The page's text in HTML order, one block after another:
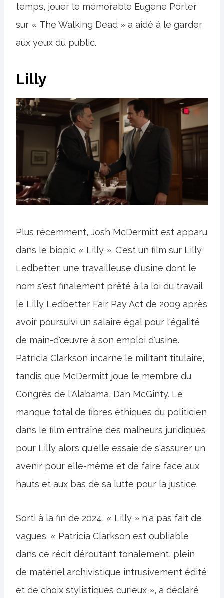
temps, jouer le mémorable Eugene Porter
sur « The Walking Dead » a aidé à le garder
aux yeux du public.
Lilly
Plus récemment, Josh McDermitt est apparu
dans le biopic « Lilly ». C'est un film sur Lilly
Ledbetter, une travailleuse d'usine dont le
nom s'est finalement prêté à la loi du travail
le Lilly Ledbetter Fair Pay Act de 2009 après
avoir poursuivi un salaire égal pour l'égalité
de main-d'œuvre à son emploi d'usine.
Patricia Clarkson incarne le militant titulaire,
tandis que McDermitt joue le membre du
Congrès de l'Alabama, Dan McGinty. Le
manque total de fibres éthiques du politicien
dans le film entraîne des malheurs juridiques
pour Lilly alors qu'elle essaie de s'assurer un
avenir pour elle-même et de faire face aux
hauts et aux bas de sa lutte pour la justice.
Sorti à la fin de 2024, « Lilly » n'a pas fait de
vagues. « Patricia Clarkson est oubliable
dans ce récit déroutant tonalement, plein
de matériel archivistique intrusivement édité
et de choix stylistiques curieux », a déclaré